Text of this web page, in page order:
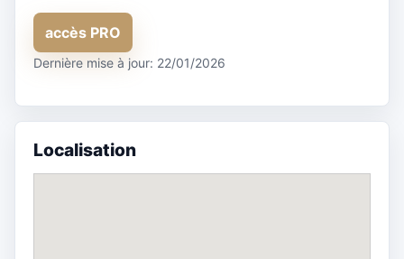
accès PRO
Dernière mise à jour: 22/01/2026
Localisation